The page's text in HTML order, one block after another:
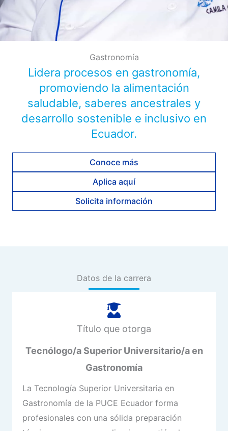
Gastronomía
Lidera procesos en gastronomía,
promoviendo la alimentación
saludable, saberes ancestrales y
desarrollo sostenible e inclusivo en
Ecuador.
Conoce más
Aplica aquí
Solicita información
Datos de la carrera
Título que otorga
Tecnólogo/a Superior Universitario/a en
Gastronomía
La Tecnología Superior Universitaria en
Gastronomía de la PUCE Ecuador forma
profesionales con una sólida preparación